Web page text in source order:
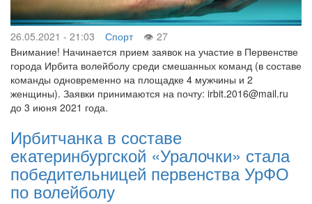
26.05.2021 - 21:03 Спорт
27
Внимание! Начинается прием заявок на участие в Первенстве
города Ирбита волейболу среди смешанных команд (в составе
команды одновременно на площадке 4 мужчины и 2
женщины). Заявки принимаются на почту: irbit.2016@mail.ru
до 3 июня 2021 года.
Ирбитчанка в составе
екатеринбургской «Уралочки» стала
победительницей первенства УрФО
по волейболу